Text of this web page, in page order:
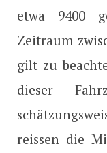
etwa 9400
Zeitraum
gilt zu
dieser
reissen die